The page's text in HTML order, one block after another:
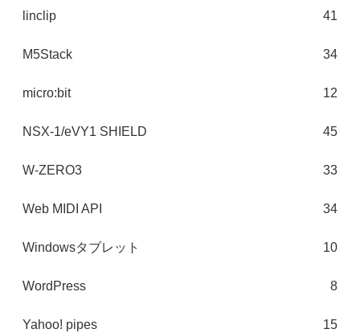
linclip 41
M5Stack 34
micro:bit 12
NSX-1/eVY1 SHIELD 45
W-ZERO3 33
Web MIDI API 34
Windowsタブレット 10
WordPress 8
Yahoo! pipes 15